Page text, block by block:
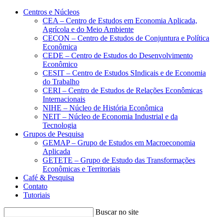
Conteúdo principal Menu principal
Centros e Núcleos
CEA – Centro de Estudos em Economia Aplicada,
Agrícola e do Meio Ambiente
CECON – Centro de Estudos de Conjuntura e Política
Econômica
CEDE – Centro de Estudos do Desenvolvimento
Econômico
CESIT – Centro de Estudos SIndicais e de Economia
do Trabalho
CERI – Centro de Estudos de Relações Econômicas
Internacionais
NIHE – Núcleo de História Econômica
NEIT – Núcleo de Economia Industrial e da
Tecnologia
Grupos de Pesquisa
GEMAP – Grupo de Estudos em Macroeconomia
Aplicada
GETETE – Grupo de Estudo das Transformações
Econômicas e Territoriais
Café & Pesquisa
Contato
Tutoriais
Buscar no site